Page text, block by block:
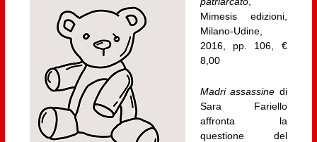
Mimesis edizioni,
Milano-Udine,
2016, pp. 106, €
8,00
Madri assassine di
Sara Fariello
affronta la
questione del